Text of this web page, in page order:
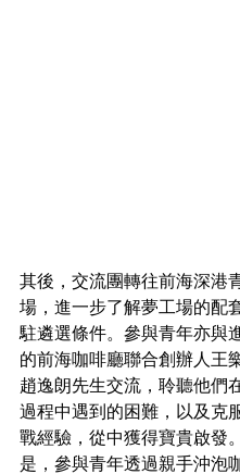
其後，交流團轉往前海深港
場，進一步了解夢工場的配
駐遴選條件。參與青年亦與
的前海咖啡廳聯合創辦人王
趙逸朗先生交流，聆聽他們
過程中遇到的困難，以及克
戰經驗，從中獲得寶貴啟發
是，參與青年透過親手沖泡